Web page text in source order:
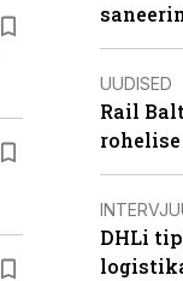
UUDISED
Rail
DHLi